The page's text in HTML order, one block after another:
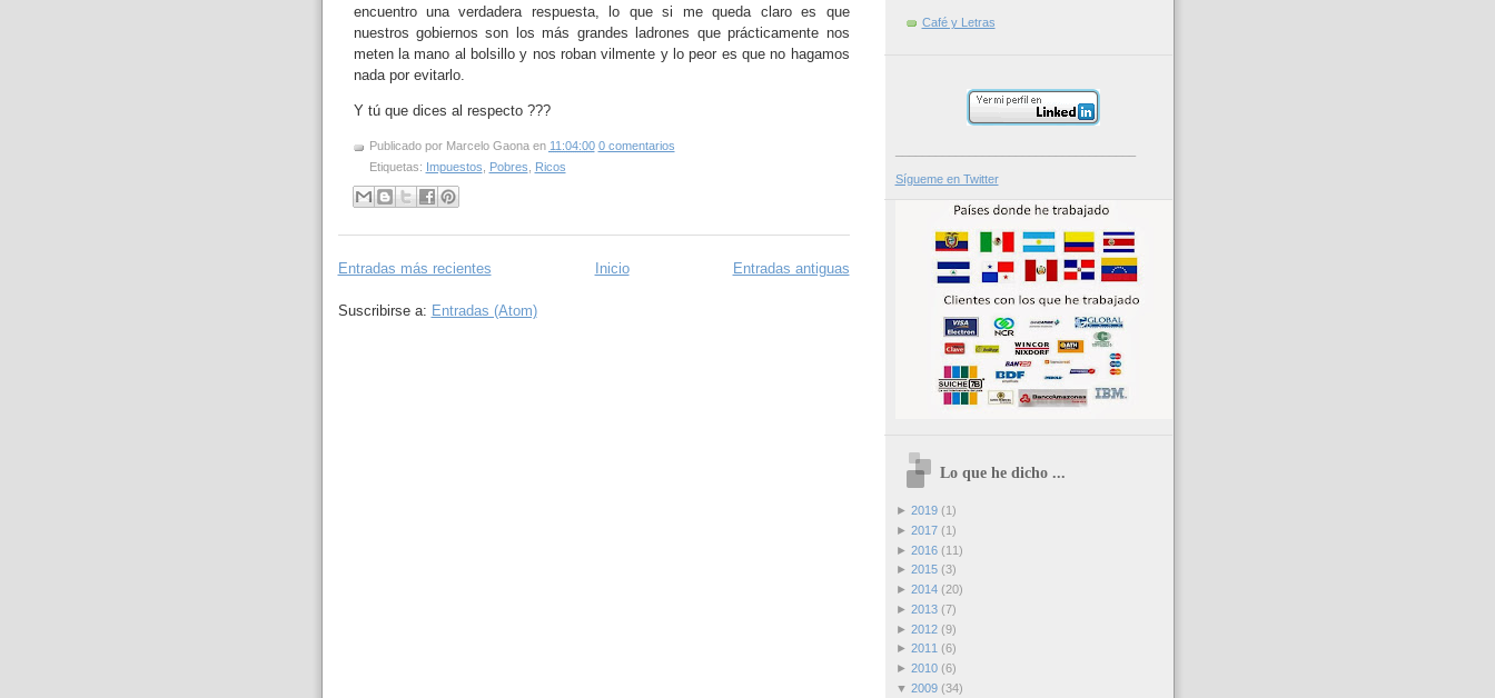
encuentro una verdadera respuesta, lo que si me queda claro es que
nuestros gobiernos son los más grandes ladrones que prácticamente nos
meten la mano al bolsillo y nos roban vilmente y lo peor es que no hagamos
nada por evitarlo.
Y tú que dices al respecto ???
Publicado por Marcelo Gaona en 11:04:00 0 comentarios
Etiquetas: Impuestos Pobres Ricos
Entradas más recientes Entradas antiguas
Inicio
Suscribirse a: Entradas (Atom)
Café y Letras
Sígueme en Twitter
Lo que he dicho ...
► 2019 (1)
► 2017 (1)
► 2016 (11)
► 2015 (3)
► 2014 (20)
► 2013 (7)
► 2012 (9)
► 2011 (6)
► 2010 (6)
▼ 2009 (34)